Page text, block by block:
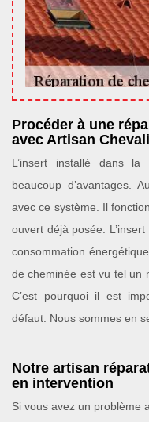
Procéder à une
avec Artisan
L’insert installé dans
beaucoup d’avantages.
avec ce système. Il
ouvert déjà posée.
consommation
de cheminée est vu tel un
C’est pourquoi il est
défaut. Nous sommes en
Notre artisan
en intervention
Si vous avez un problème